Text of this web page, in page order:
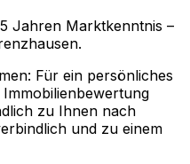
Jahren Marktkenntnis –
.
Für ein persönliches
zu Ihnen nach
und zu einem